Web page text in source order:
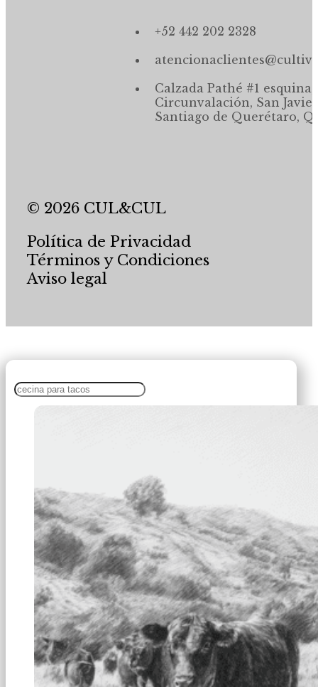
+52 442 202 2328
Calzada Pathé #1 esquina,
Circunvalación, San
Santiago de Querétaro,
© 2026 CUL&CUL
Política de Privacidad
Términos y Condiciones
Aviso legal